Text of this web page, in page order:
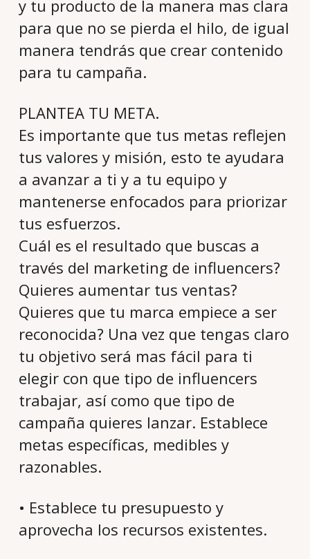
y tu producto de la manera mas clara
para que no se pierda el hilo, de igual
manera tendrás que crear contenido
para tu campaña.
PLANTEA TU META.
Es importante que tus metas reflejen
tus valores y misión, esto te ayudara
a avanzar a ti y a tu equipo y
mantenerse enfocados para priorizar
tus esfuerzos.
Cuál es el resultado que buscas a
través del marketing de influencers?
Quieres aumentar tus ventas?
Quieres que tu marca empiece a ser
reconocida? Una vez que tengas claro
tu objetivo será mas fácil para ti
elegir con que tipo de influencers
trabajar, así como que tipo de
campaña quieres lanzar. Establece
metas específicas, medibles y
razonables.
• Establece tu presupuesto y
aprovecha los recursos existentes.